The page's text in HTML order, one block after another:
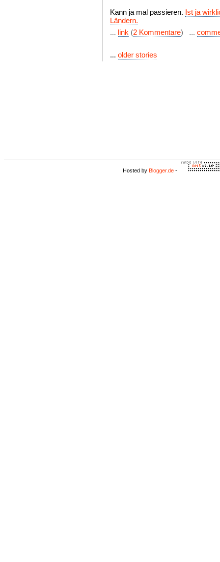
Kann ja mal passieren. Ist ja
Ländern.
... link (2 Kommentare) ...
... older stories
Hosted by Blogger.de -